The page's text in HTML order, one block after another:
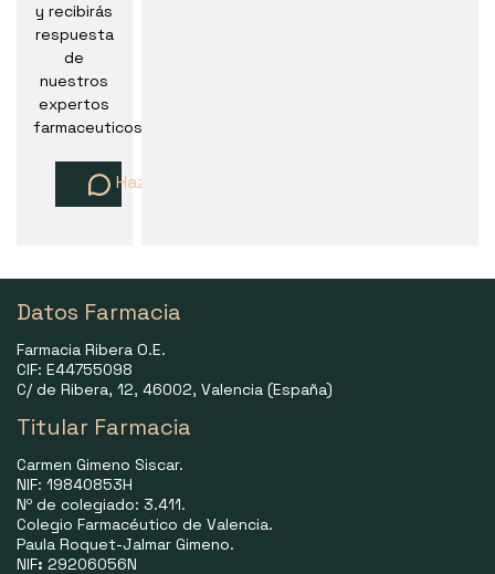
y recibirás
respuesta
de
nuestros
expertos
farmaceuticos
Haz una pregunta
Datos Farmacia
Farmacia Ribera O.E.
CIF: E44755098
C/ de Ribera, 12, 46002, Valencia (España)
Titular Farmacia
Carmen Gimeno Siscar.
NIF: 19840853H
Nº de colegiado: 3.411.
Colegio Farmacéutico de Valencia.
Paula Roquet-Jalmar Gimeno.
NIF: 29206056N